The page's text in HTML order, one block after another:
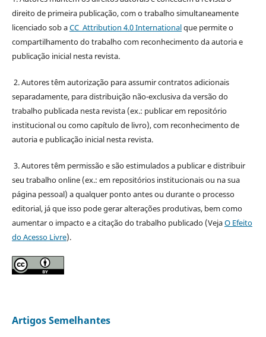
direito de primeira publicação, com o trabalho simultaneamente
licenciado sob aCC Attribution 4.0 Internationalque permite o
compartilhamento do trabalho com reconhecimento da autoria e
publicação inicial nesta revista.
2. Autores têm autorização para assumir contratos adicionais
separadamente, para distribuição não-exclusiva da versão do
trabalho publicada nesta revista (ex.: publicar em repositório
institucional ou como capítulo de livro), com reconhecimento de
autoria e publicação inicial nesta revista.
3. Autores têm permissão e são estimulados a publicar e distribuir
seu trabalho online (ex.: em repositórios institucionais ou na sua
página pessoal) a qualquer ponto antes ou durante o processo
editorial, já que isso pode gerar alterações produtivas, bem como
aumentar o impacto e a citação do trabalho publicado (VejaO Efeito
do Acesso Livre).
Artigos Semelhantes